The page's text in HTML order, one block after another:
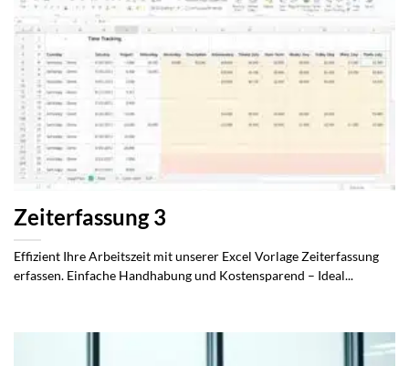
Zeiterfassung 3
Effizient Ihre Arbeitszeit mit unserer Excel Vorlage Zeiterfassung
erfassen. Einfache Handhabung und Kostensparend – Ideal...